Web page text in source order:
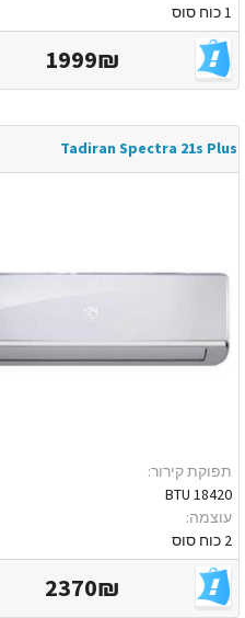
1 כוח סוס
1999₪
Tadiran Spectra 21s Plus
תפוקת קירור:
18420 BTU
עוצמה:
2 כוח סוס
2370₪